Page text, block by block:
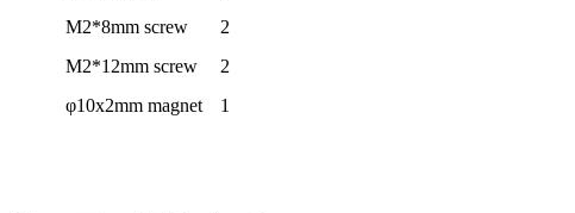
M2*8mm screw
2
M2*12mm screw
2
φ10x2mm magnet
1